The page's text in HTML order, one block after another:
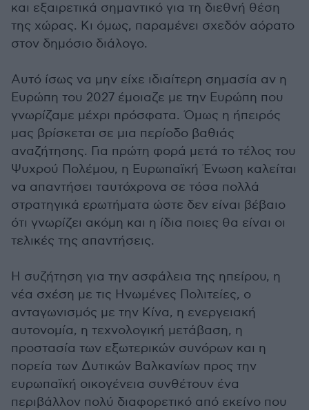
και εξαιρετικά σημαντικό για τη διεθνή θέση
της χώρας. Κι όμως, παραμένει σχεδόν αόρατο
στον δημόσιο διάλογο.
Αυτό ίσως να μην είχε ιδιαίτερη σημασία αν η
Ευρώπη του 2027 έμοιαζε με την Ευρώπη που
γνωρίζαμε μέχρι πρόσφατα. Όμως η ήπειρός
μας βρίσκεται σε μια περίοδο βαθιάς
αναζήτησης. Για πρώτη φορά μετά το τέλος του
Ψυχρού Πολέμου, η Ευρωπαϊκή Ένωση καλείται
να απαντήσει ταυτόχρονα σε τόσα πολλά
στρατηγικά ερωτήματα ώστε δεν είναι βέβαιο
ότι γνωρίζει ακόμη και η ίδια ποιες θα είναι οι
τελικές της απαντήσεις.
Η συζήτηση για την ασφάλεια της ηπείρου, η
νέα σχέση με τις Ηνωμένες Πολιτείες, ο
ανταγωνισμός με την Κίνα, η ενεργειακή
αυτονομία, η τεχνολογική μετάβαση, η
προστασία των εξωτερικών συνόρων και η
πορεία των Δυτικών Βαλκανίων προς την
ευρωπαϊκή οικογένεια συνθέτουν ένα
περιβάλλον πολύ διαφορετικό από εκείνο που